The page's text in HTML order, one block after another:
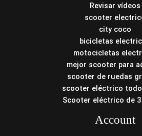
Revisar vídeos
scooter
city coco
bicicletas
motocicletas
mejor scooter para
scooter de ruedas
scooter eléctrico
Scooter eléctrico de
Account